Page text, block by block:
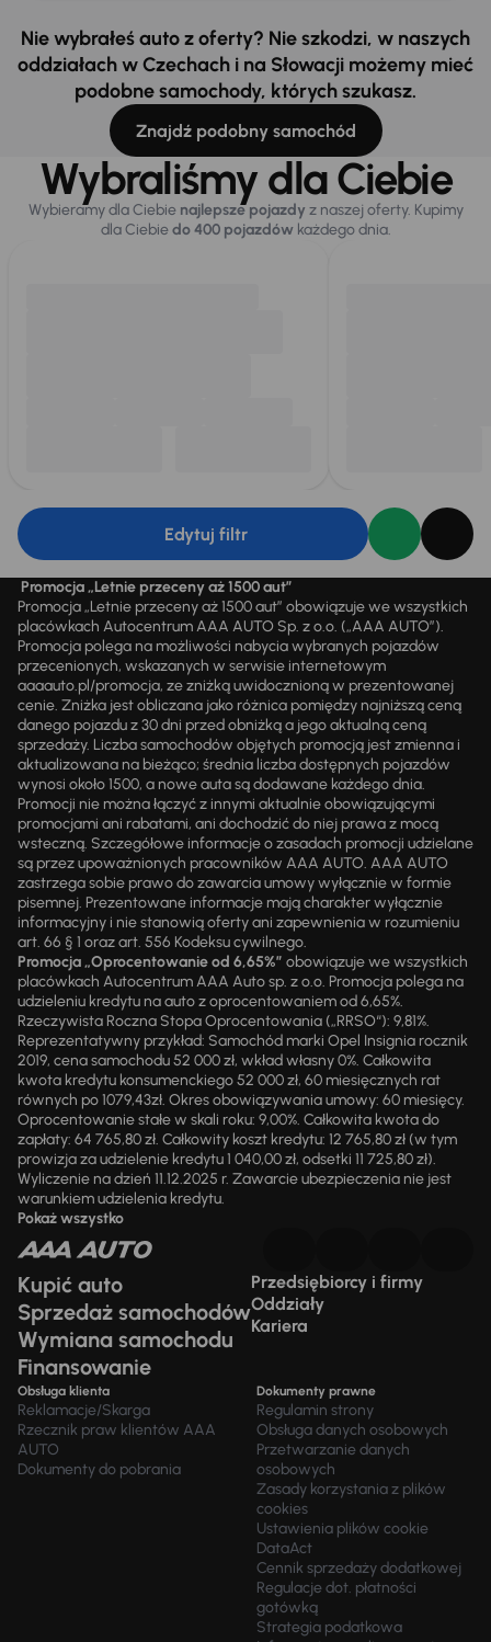
Nie wybrałeś auto z oferty? Nie szkodzi, w naszych
oddziałach w Czechach i na Słowacji możemy mieć
podobne samochody, których szukasz.
Znajdź podobny samochód
Wybraliśmy dla Ciebie
Wybieramy dla Ciebie najlepsze pojazdy z naszej oferty. Kupimy
dla Ciebiedo 400 pojazdówkażdego dnia.
Edytuj filtr
Promocja „Letnie przeceny aż 1500 aut”
Promocja „Letnie przeceny aż 1500 aut” obowiązuje we wszystkich
placówkach Autocentrum AAA AUTO Sp. z o.o. („AAA AUTO”).
Promocja polega na możliwości nabycia wybranych pojazdów
przecenionych, wskazanych w serwisie internetowym
aaaauto.pl/promocja, ze zniżką uwidocznioną w prezentowanej
cenie. Zniżka jest obliczana jako różnica pomiędzy najniższą ceną
danego pojazdu z 30 dni przed obniżką a jego aktualną ceną
sprzedaży. Liczba samochodów objętych promocją jest zmienna i
aktualizowana na bieżąco; średnia liczba dostępnych pojazdów
wynosi około 1500, a nowe auta są dodawane każdego dnia.
Promocji nie można łączyć z innymi aktualnie obowiązującymi
promocjami ani rabatami, ani dochodzić do niej prawa z mocą
wsteczną. Szczegółowe informacje o zasadach promocji udzielane
są przez upoważnionych pracowników AAA AUTO. AAA AUTO
zastrzega sobie prawo do zawarcia umowy wyłącznie w formie
pisemnej. Prezentowane informacje mają charakter wyłącznie
informacyjny i nie stanowią oferty ani zapewnienia w rozumieniu
art. 66 § 1 oraz art. 556 Kodeksu cywilnego.
Promocja „Oprocentowanie od 6,65%” obowiązuje we wszystkich
placówkach Autocentrum AAA Auto sp. z o.o. Promocja polega na
udzieleniu kredytu na auto z oprocentowaniem od 6,65%.
Rzeczywista Roczna Stopa Oprocentowania („RRSO“): 9,81%.
Reprezentatywny przykład: Samochód marki Opel Insignia rocznik
2019, cena samochodu 52 000 zł, wkład własny 0%. Całkowita
kwota kredytu konsumenckiego 52 000 zł, 60 miesięcznych rat
równych po 1079,43zł. Okres obowiązywania umowy: 60 miesięcy.
Oprocentowanie stałe w skali roku: 9,00%. Całkowita kwota do
zapłaty: 64 765,80 zł. Całkowity koszt kredytu: 12 765,80 zł (w tym
prowizja za udzielenie kredytu 1 040,00 zł, odsetki 11 725,80 zł).
Wyliczenie na dzień 11.12.2025 r. Zawarcie ubezpieczenia nie jest
warunkiem udzielenia kredytu.
Pokaż wszystko
Kupić auto
Sprzedaż samochodów
Wymiana samochodu
Finansowanie
Przedsiębiorcy i firmy
Oddziały
Kariera
Obsługa klienta
Reklamacje/Skarga
Rzecznik praw klientów AAA
AUTO
Dokumenty do pobrania
Dokumenty prawne
Regulamin strony
Obsługa danych osobowych
Przetwarzanie danych
osobowych
Zasady korzystania z plików
cookies
Ustawienia plików cookie
DataAct
Cennik sprzedaży dodatkowej
Regulacje dot. płatności
gotówką
Strategia podatkowa